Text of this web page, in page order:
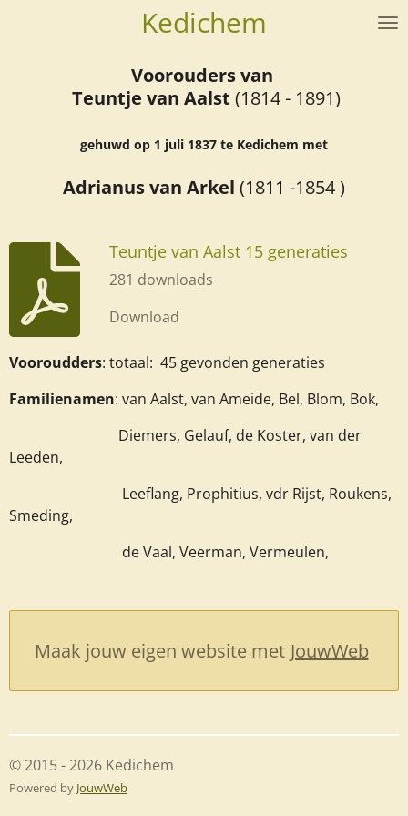
hoofdinhoud
Kedichem
Voorouders van
Teuntje van Aalst (1814 - 1891)
gehuwd op 1 juli 1837 te Kedichem met
Adrianus van Arkel (1811 -1854 )
Teuntje van Aalst 15 generaties
281 downloads
Download
Vooroudders: totaal: 45 gevonden generaties
Familienamen: van Aalst, van Ameide, Bel, Blom, Bok,
Diemers, Gelauf, de Koster, van der
Leeden,
Leeflang, Prophitius, vdr Rijst, Roukens,
Smeding,
de Vaal, Veerman, Vermeulen,
Maak jouw eigen website met JouwWeb
© 2015 - 2026 Kedichem
Powered by JouwWeb